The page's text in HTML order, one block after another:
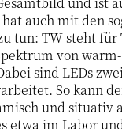
auch mit den
tun: TW steht für
von
sind LEDs
So kann
und situativ
etwa im Labor